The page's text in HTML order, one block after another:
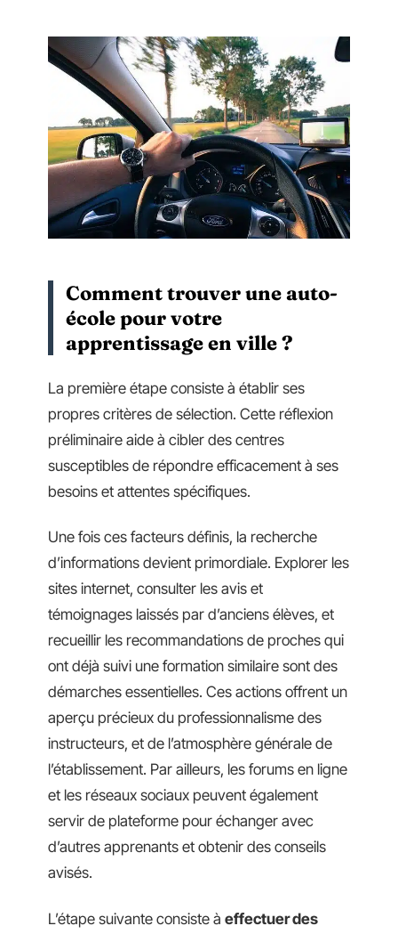
Comment trouver une auto-
école pour votre
apprentissage en ville ?
La première étape consiste à établir ses
propres critères de sélection. Cette réflexion
préliminaire aide à cibler des centres
susceptibles de répondre efficacement à ses
besoins et attentes spécifiques.
Une fois ces facteurs définis, la recherche
d’informations devient primordiale. Explorer les
sites internet, consulter les avis et
témoignages laissés par d’anciens élèves, et
recueillir les recommandations de proches qui
ont déjà suivi une formation similaire sont des
démarches essentielles. Ces actions offrent un
aperçu précieux du professionnalisme des
instructeurs, et de l’atmosphère générale de
l’établissement. Par ailleurs, les forums en ligne
et les réseaux sociaux peuvent également
servir de plateforme pour échanger avec
d’autres apprenants et obtenir des conseils
avisés.
L’étape suivante consiste à effectuer des